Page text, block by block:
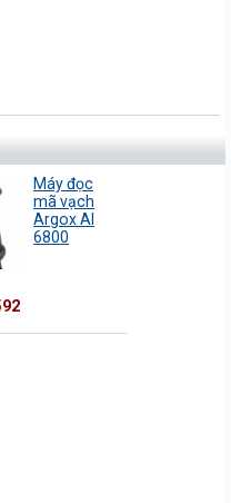
Máy đọc
mã vạch
Argox AI
6800